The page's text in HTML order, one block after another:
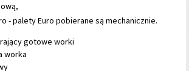
- palety Euro pobierane są mechanicznie.
gotowe worki
worka